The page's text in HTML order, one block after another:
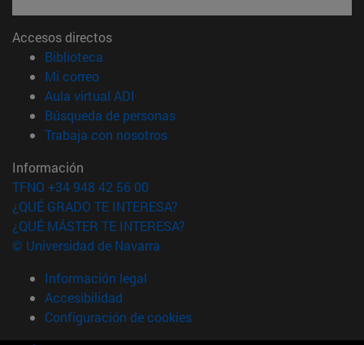
Accesos directos
Biblioteca
Mi correo(abre en nueva ventana)
Aula virtual ADI
Búsqueda de personas(abre en nueva ventana)
Trabaja con nosotros(abre en nueva ventana)
Información
TFNO +34 948 42 56 00
¿QUÉ GRADO TE INTERESA?
¿QUÉ MÁSTER TE INTERESA?
© Universidad de Navarra
Información legal
Accesibilidad
Configuración de cookies